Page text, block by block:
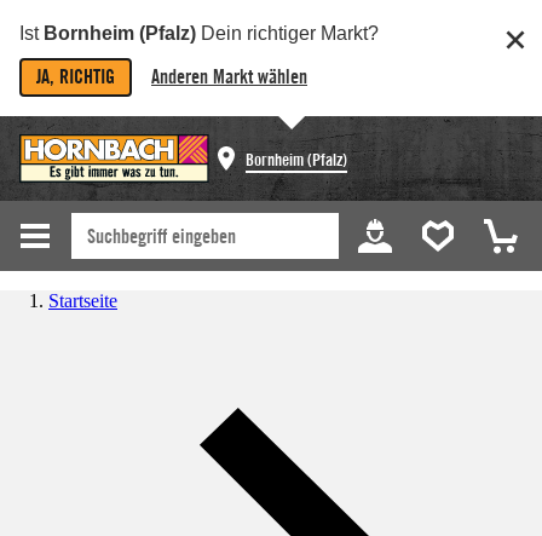
Ist Bornheim (Pfalz) Dein richtiger Markt?
JA, RICHTIG Anderen Markt wählen
Bornheim (Pfalz)
Startseite